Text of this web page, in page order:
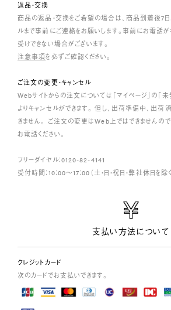
返品・交換
商品の返品・交換をご希望の場合は、商品到着後7
ルまで事前にご連絡をお願いします。事前にお電話が
受けできない場合がございます。
注意事項を必ずご確認ください。
ご注文の変更・キャンセル
Webサイトからの注文については「マイページ」の「
よりキャンセルができます。 但し、出荷準備中、出荷
きません。 ご注文の変更はWeb上ではできませんので
お電話ください。
フリーダイヤル：0120-82-4141
受付時間：10：00～17：00（土・日・祝日・弊社休日を除く
支払い方法について
クレジットカード
次のカードでお支払いできます。